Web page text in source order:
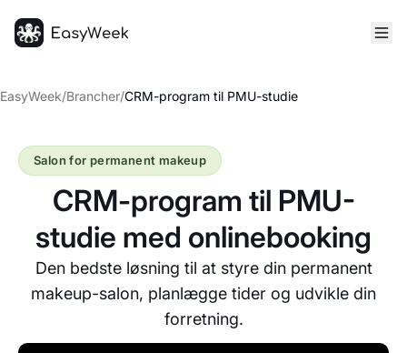
EasyWeek/Brancher/CRM-program til PMU-studie
CRM-program til PMU-
studie med onlinebooking
Den bedste løsning til at styre din permanent
makeup-salon, planlægge tider og udvikle din
forretning.
Salon for permanent makeup